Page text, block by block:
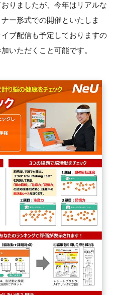
りましたが、今年はリアルな
ー形式での開催といたしま
ブ配信も予定しておりますの
いただくこと可能です。